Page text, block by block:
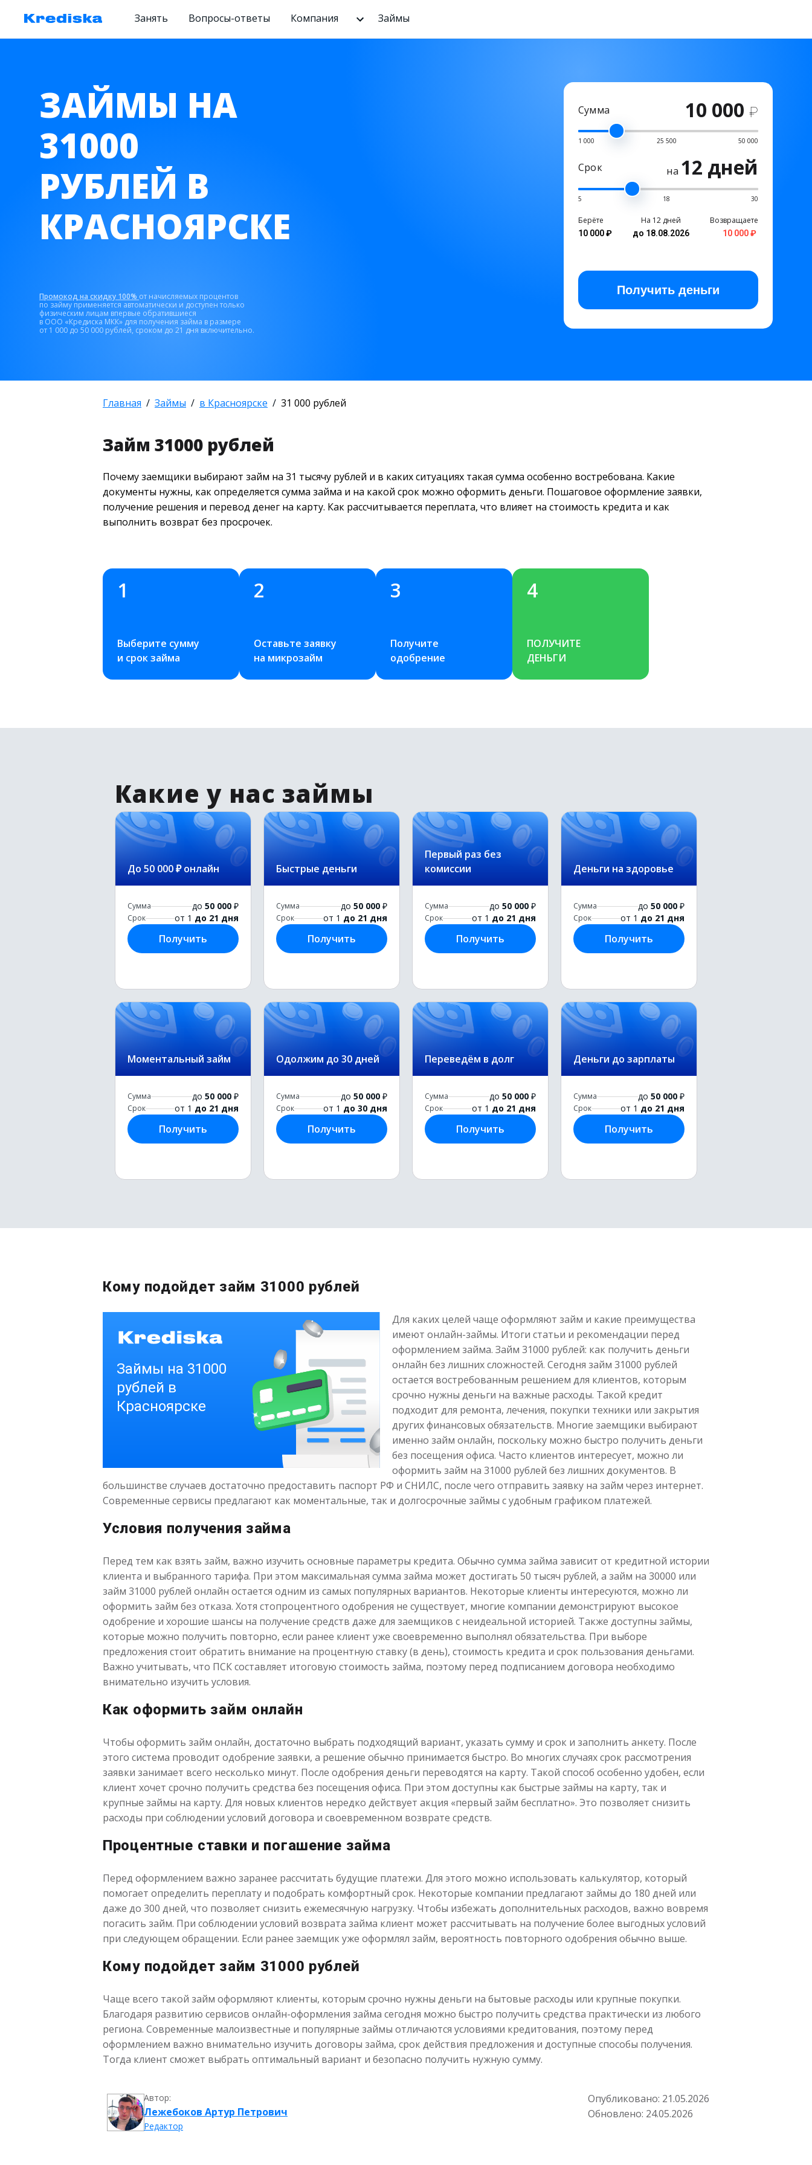
Занять Вопросы-ответы Компания Займы
ЗАЙМЫ НА
31000
РУБЛЕЙ В
КРАСНОЯРСКЕ
Промокод на скидку 100% от начисляемых процентов
по займу применяется автоматически и доступен только
физическим лицам впервые обратившиеся
в ООО «Кредиска МКК» для получения займа в размере
от 1 000 до 50 000 рублей, сроком до 21 дня включительно.
Сумма 10 000 ₽
1 000 25 500 50 000
Срок на 12 дней
5 18 30
Берёте
10 000 ₽
На 12 дней
до 18.08.2026
Возвращаете
10 000 ₽
Получить деньги
Главная Займы в Красноярске 31 000 рублей
Займ 31000 рублей
Почему заемщики выбирают займ на 31 тысячу рублей и в каких ситуациях такая сумма особенно востребована. Какие
документы нужны, как определяется сумма займа и на какой срок можно оформить деньги. Пошаговое оформление заявки,
получение решения и перевод денег на карту. Как рассчитывается переплата, что влияет на стоимость кредита и как
выполнить возврат без просрочек.
1
Выберите сумму
и срок займа
2
Оставьте заявку
на микрозайм
3
Получите
одобрение
4
ПОЛУЧИТЕ
ДЕНЬГИ
Какие у нас займы
До 50 000 ₽ онлайн
Сумма до 50 000 ₽
Срок от 1 до 21 дня
Получить
Быстрые деньги
Сумма до 50 000 ₽
Срок от 1 до 21 дня
Получить
Первый раз без
комиссии
Сумма до 50 000 ₽
Срок от 1 до 21 дня
Получить
Деньги на здоровье
Сумма до 50 000 ₽
Срок от 1 до 21 дня
Получить
Моментальный займ
Сумма до 50 000 ₽
Срок от 1 до 21 дня
Получить
Одолжим до 30 дней
Сумма до 50 000 ₽
Срок от 1 до 30 дня
Получить
Переведём в долг
Сумма до 50 000 ₽
Срок от 1 до 21 дня
Получить
Деньги до зарплаты
Сумма до 50 000 ₽
Срок от 1 до 21 дня
Получить
Кому подойдет займ 31000 рублей
Для каких целей чаще оформляют займ и какие преимущества
имеют онлайн-займы. Итоги статьи и рекомендации перед
оформлением займа. Займ 31000 рублей: как получить деньги
онлайн без лишних сложностей. Сегодня займ 31000 рублей
остается востребованным решением для клиентов, которым
срочно нужны деньги на важные расходы. Такой кредит
подходит для ремонта, лечения, покупки техники или закрытия
других финансовых обязательств. Многие заемщики выбирают
именно займ онлайн, поскольку можно быстро получить деньги
без посещения офиса. Часто клиентов интересует, можно ли
оформить займ на 31000 рублей без лишних документов. В
большинстве случаев достаточно предоставить паспорт РФ и СНИЛС, после чего отправить заявку на займ через интернет.
Современные сервисы предлагают как моментальные, так и долгосрочные займы с удобным графиком платежей.
Условия получения займа
Перед тем как взять займ, важно изучить основные параметры кредита. Обычно сумма займа зависит от кредитной истории
клиента и выбранного тарифа. При этом максимальная сумма займа может достигать 50 тысяч рублей, а займ на 30000 или
займ 31000 рублей онлайн остается одним из самых популярных вариантов. Некоторые клиенты интересуются, можно ли
оформить займ без отказа. Хотя стопроцентного одобрения не существует, многие компании демонстрируют высокое
одобрение и хорошие шансы на получение средств даже для заемщиков с неидеальной историей. Также доступны займы,
которые можно получить повторно, если ранее клиент уже своевременно выполнял обязательства. При выборе
предложения стоит обратить внимание на процентную ставку (в день), стоимость кредита и срок пользования деньгами.
Важно учитывать, что ПСК составляет итоговую стоимость займа, поэтому перед подписанием договора необходимо
внимательно изучить условия.
Как оформить займ онлайн
Чтобы оформить займ онлайн, достаточно выбрать подходящий вариант, указать сумму и срок и заполнить анкету. После
этого система проводит одобрение заявки, а решение обычно принимается быстро. Во многих случаях срок рассмотрения
заявки занимает всего несколько минут. После одобрения деньги переводятся на карту. Такой способ особенно удобен, если
клиент хочет срочно получить средства без посещения офиса. При этом доступны как быстрые займы на карту, так и
крупные займы на карту. Для новых клиентов нередко действует акция «первый займ бесплатно». Это позволяет снизить
расходы при соблюдении условий договора и своевременном возврате средств.
Процентные ставки и погашение займа
Перед оформлением важно заранее рассчитать будущие платежи. Для этого можно использовать калькулятор, который
помогает определить переплату и подобрать комфортный срок. Некоторые компании предлагают займы до 180 дней или
даже до 300 дней, что позволяет снизить ежемесячную нагрузку. Чтобы избежать дополнительных расходов, важно вовремя
погасить займ. При соблюдении условий возврата займа клиент может рассчитывать на получение более выгодных условий
при следующем обращении. Если ранее заемщик уже оформлял займ, вероятность повторного одобрения обычно выше.
Кому подойдет займ 31000 рублей
Чаще всего такой займ оформляют клиенты, которым срочно нужны деньги на бытовые расходы или крупные покупки.
Благодаря развитию сервисов онлайн-оформления займа сегодня можно быстро получить средства практически из любого
региона. Современные малоизвестные и популярные займы отличаются условиями кредитования, поэтому перед
оформлением важно внимательно изучить договоры займа, срок действия предложения и доступные способы получения.
Тогда клиент сможет выбрать оптимальный вариант и безопасно получить нужную сумму.
Автор:
Лежебоков Артур Петрович
Редактор
Опубликовано: 21.05.2026
Обновлено: 24.05.2026